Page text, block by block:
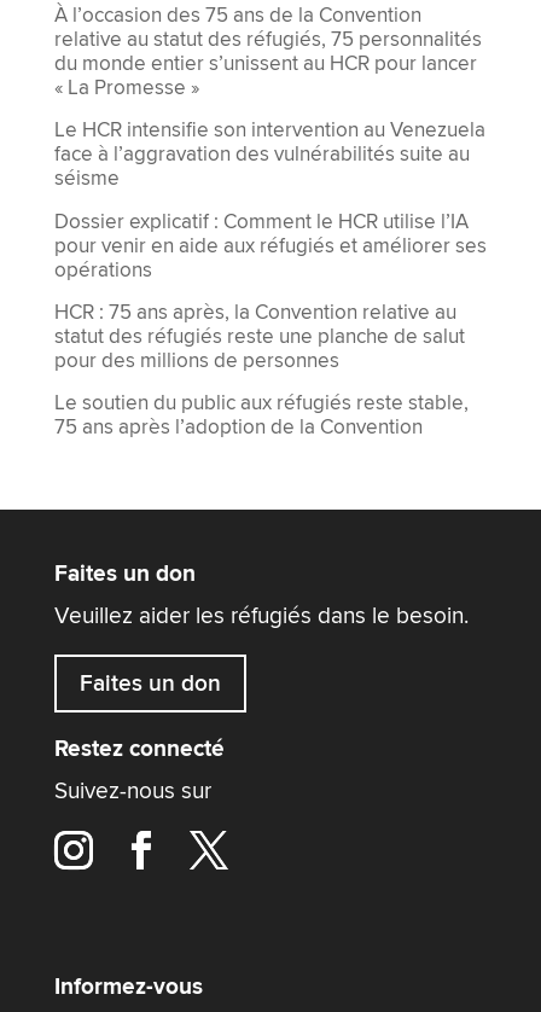
À l’occasion des 75 ans de la Convention
relative au statut des réfugiés, 75 personnalités
du monde entier s’unissent au HCR pour lancer
« La Promesse »
Le HCR intensifie son intervention au Venezuela
face à l’aggravation des vulnérabilités suite au
séisme
Dossier explicatif : Comment le HCR utilise l’IA
pour venir en aide aux réfugiés et améliorer ses
opérations
HCR : 75 ans après, la Convention relative au
statut des réfugiés reste une planche de salut
pour des millions de personnes
Le soutien du public aux réfugiés reste stable,
75 ans après l’adoption de la Convention
Faites un don
Veuillez aider les réfugiés dans le besoin.
Faites un don
Restez connecté
Suivez-nous sur
Informez-vous